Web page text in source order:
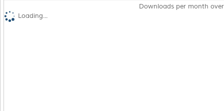
Downloads per month
Loading...